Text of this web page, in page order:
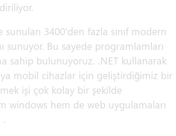
3400'den fazla sınıf modern
Bu sayede programlamları
sahip bulunuyoruz. .NET kullanarak
mobil cihazlar için geliştirdiğimiz bir
işi çok kolay bir şekilde
windows hem de web uygulamaları
.